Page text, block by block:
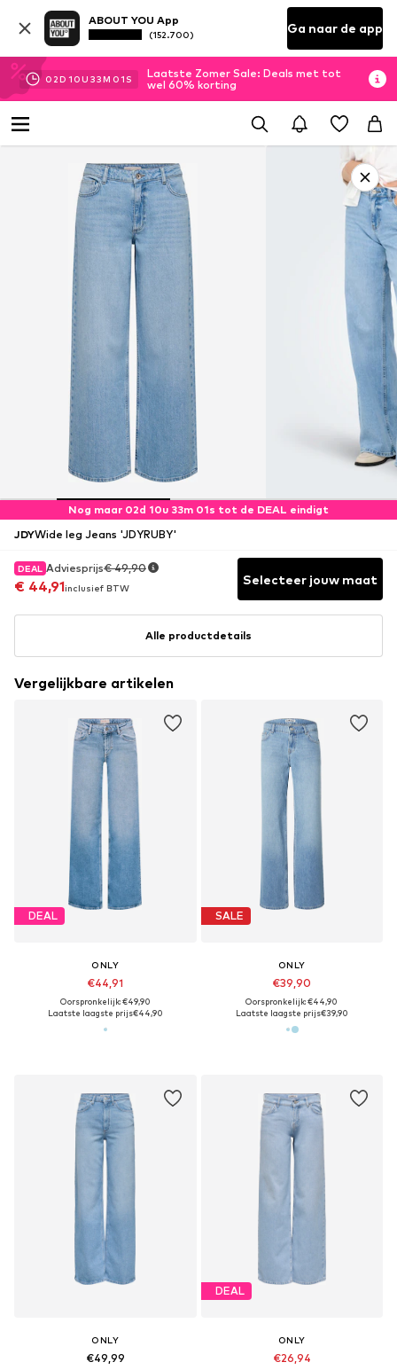
ABOUT YOU App
(152.700) Ga naar de app
02D 10U 33M 00S
Laatste Zomer Sale: Deals met tot
wel 60% korting
Nog maar 02d 10u 33m 00s tot de DEAL eindigt
JDYWide leg Jeans 'JDYRUBY'
DEAL Adviesprijs€ 49,90
€ 44,91inclusief BTW
DEAL Adviesprijs€ 49,90
€ 44,91inclusief BTW
Selecteer jouw maat
Alle productdetails
Vergelijkbare artikelen
DEAL
ONLY
€44,91
Oorspronkelijk: €49,90
Laatste laagste prijs€44,90
SALE
ONLY
€39,90
Oorspronkelijk: €44,90
Laatste laagste prijs€39,90
ONLY
€49,99
DEAL
ONLY
€26,94